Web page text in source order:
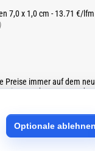
7,0 x 1,0 cm - 13.71 €/
Preise immer auf dem
in Kontakt treten
Optionale ablehnen